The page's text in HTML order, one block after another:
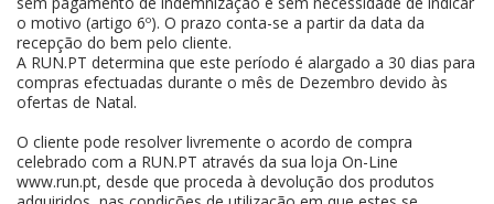
o motivo (artigo 6º). O prazo conta-se a partir da data da
recepção do bem pelo cliente.
A RUN.PT determina que este período é alargado a 30 dias para
compras efectuadas durante o mês de Dezembro devido às
ofertas de Natal.
O cliente pode resolver livremente o acordo de compra
celebrado com a RUN.PT através da sua loja On-Line
www.run.pt, desde que proceda à devolução dos produtos